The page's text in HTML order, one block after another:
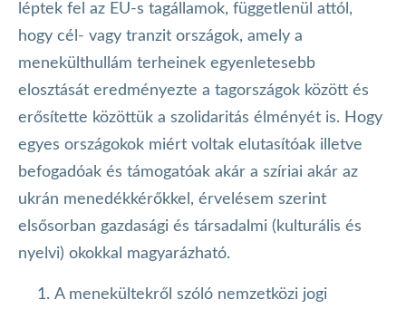
léptek fel az EU-s tagállamok, függetlenül attól,
hogy cél- vagy tranzit országok, amely a
menekülthullám terheinek egyenletesebb
elosztását eredményezte a tagországok között és
erősítette közöttük a szolidaritás élményét is. Hogy
egyes országokok miért voltak elutasítóak illetve
befogadóak és támogatóak akár a szíriai akár az
ukrán menedékkérőkkel, érvelésem szerint
elsősorban gazdasági és társadalmi (kulturális és
nyelvi) okokkal magyarázható.
A menekültekről szóló nemzetközi jogi